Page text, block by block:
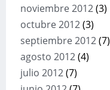
noviembre 2012(3)
octubre 2012(3)
septiembre 2012(7)
agosto 2012(4)
julio 2012(7)